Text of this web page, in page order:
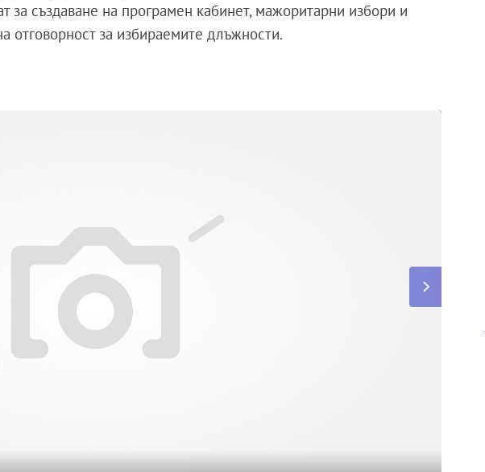
за създаване на програмен кабинет, мажоритарни избори и
отговорност за избираемите длъжности.